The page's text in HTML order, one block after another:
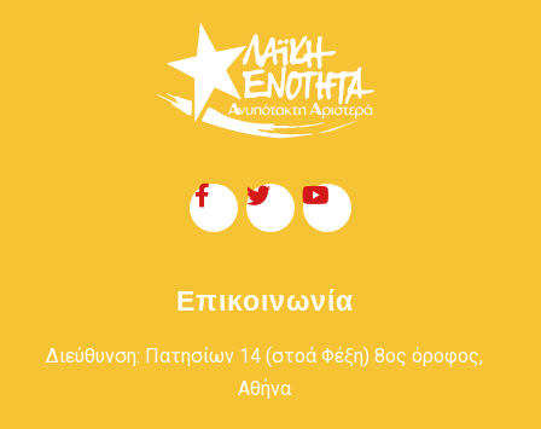
Επικοινωνία
Διεύθυνση: Πατησίων 14 (στοά Φέξη) 8ος όροφος,
Αθήνα